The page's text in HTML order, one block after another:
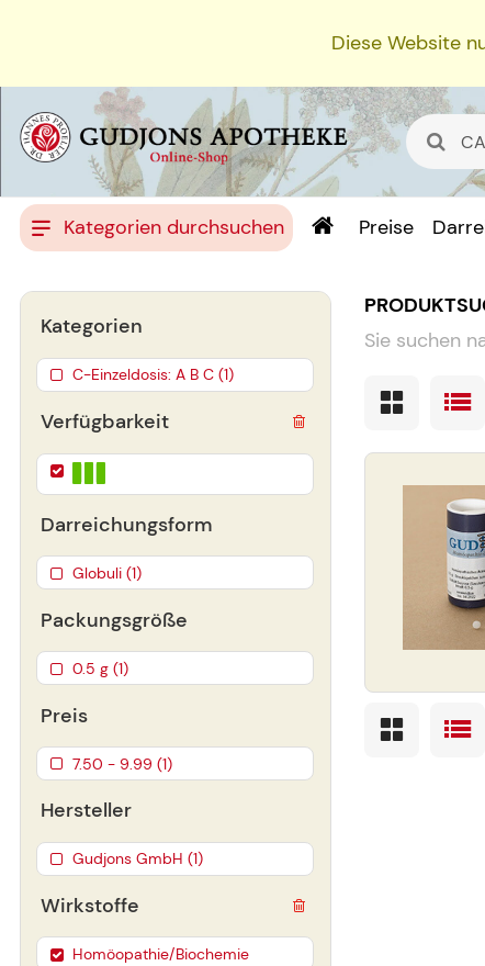
Diese Website
Kategorien durchsuchen Preise
Sie suchen
Verfügbarkeit
Darreichungsform
Globuli (1)
Packungsgröße
0.5 g (1)
Preis
7.50 - 9.99 (1)
Hersteller
Gudjons GmbH (1)
Wirkstoffe
Homöopathie/Biochemie
Kategorien
C-Einzeldosis: A B C (1)